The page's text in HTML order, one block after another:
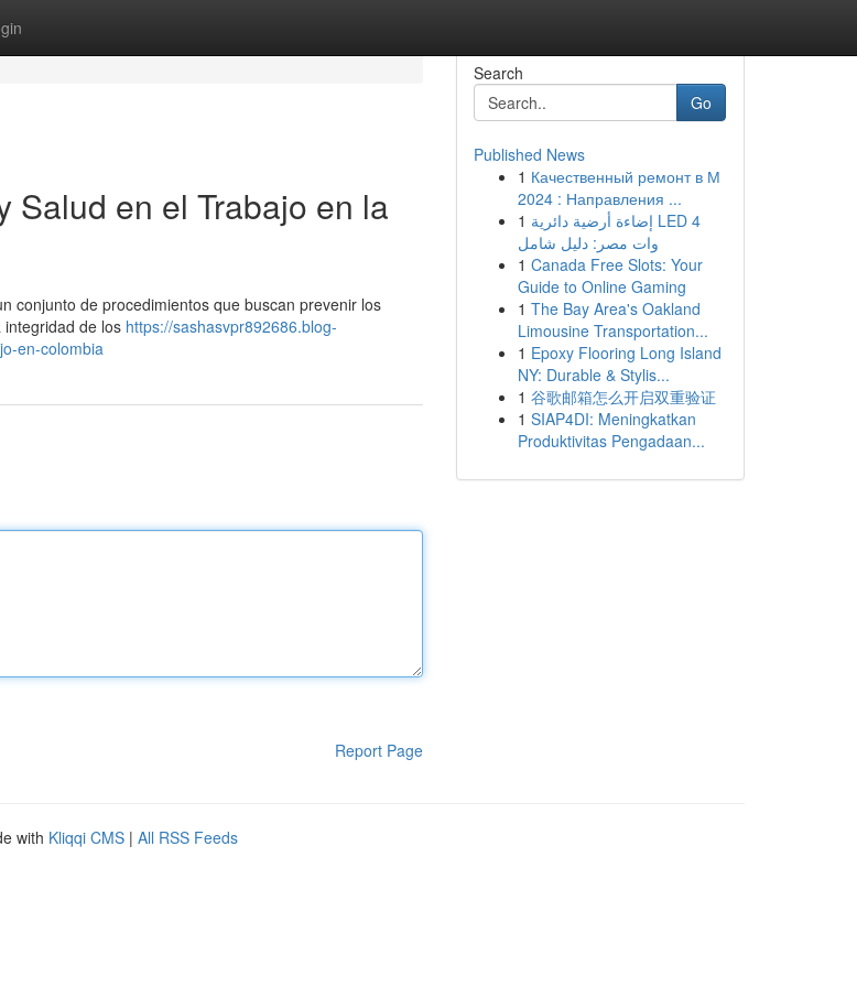
Salud en el Trabajo en la
conjunto de procedimientos que buscan prevenir los
de los https://sashasvpr892686.blog-
en-colombia
Report Page
Search
Go
Published News
1 Качественный ремонт в М
2024 : Направления ...
1 إضاءة أرضية دائرية LED 4
وات مصر: دليل شامل
1 Canada Free Slots: Your
Guide to Online Gaming
1 The Bay Area's Oakland
Limousine Transportation...
1 Epoxy Flooring Long Island
NY: Durable & Stylis...
1 谷歌邮箱怎么开启双重验证
1 SIAP4DI: Meningkatkan
Produktivitas Pengadaan...
with Kliqqi CMS | All RSS Feeds